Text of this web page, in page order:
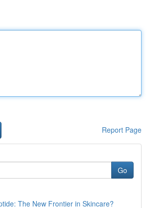
Report Page
Go
The New Frontier in Skincare?